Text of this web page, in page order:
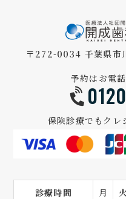
〒272-0034 千葉県市
予約はお電
保険診療でもクレ
診療時間 月 火